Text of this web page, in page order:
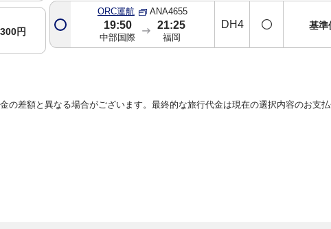
円
ORC運航 ANA4655
19:50
中部国際
21:25
福岡
DH4 基準
の差額と異なる場合がございます。最終的な旅行代金は現在の選択内容のお支